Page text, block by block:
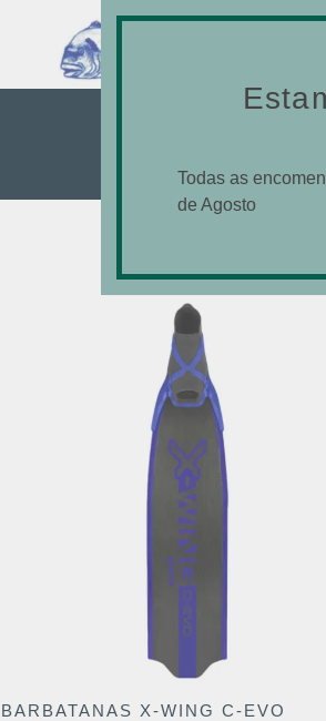
BARBATANAS X-WING C-EVO
Todas as
de Agosto